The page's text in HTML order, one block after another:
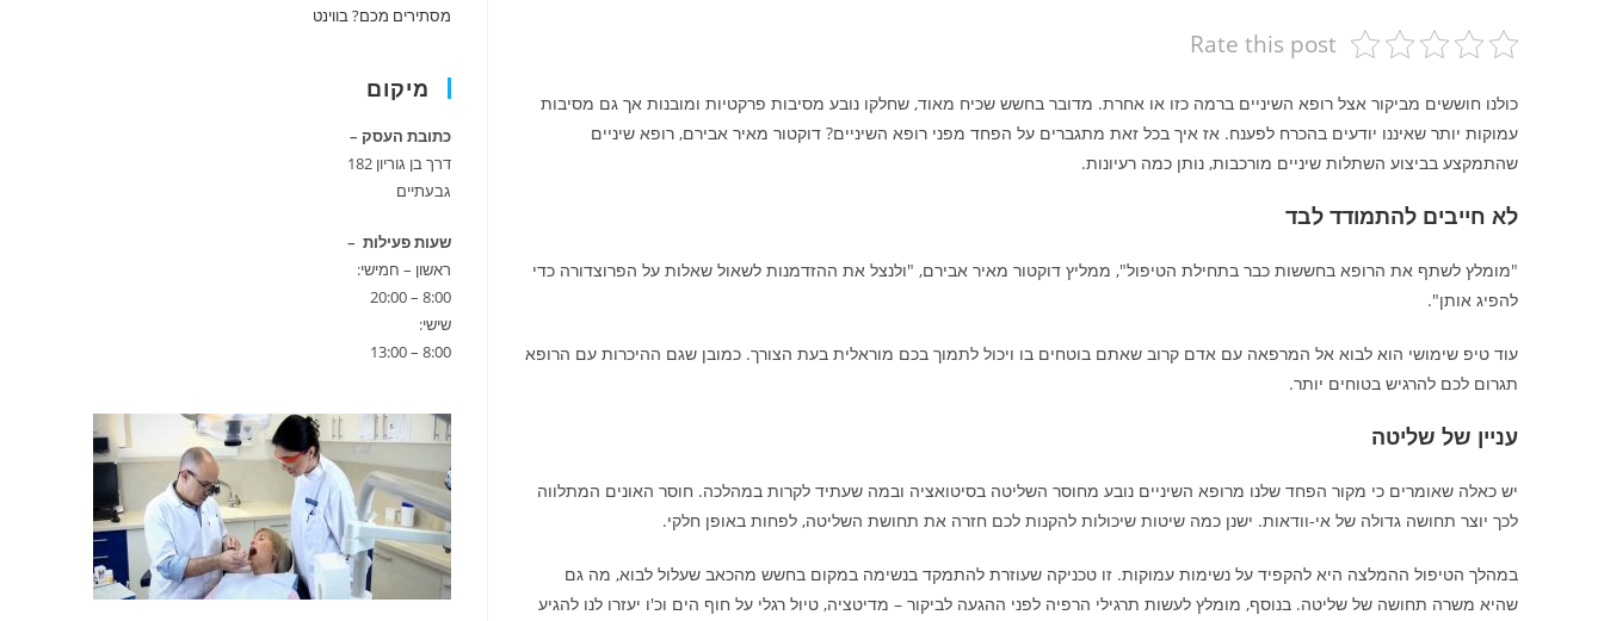
Rate this post
כולנו חוששים מביקור אצל רופא השיניים ברמה כזו או אחרת. מדובר בחשש שכיח מאוד, שחלקו נובע מסיבות פרקטיות ומובנות אך גם מסיבות
עמוקות יותר שאיננו יודעים בהכרח לפענח. אז איך בכל זאת מתגברים על הפחד מפני רופא השיניים? דוקטור מאיר אבירם, רופא שיניים
שהתמקצע בביצוע השתלות שיניים מורכבות, נותן כמה רעיונות.
לא חייבים להתמודד לבד
"מומלץ לשתף את הרופא בחששות כבר בתחילת הטיפול", ממליץ דוקטור מאיר אבירם, "ולנצל את ההזדמנות לשאול שאלות על הפרוצדורה כדי
להפיג אותן".
עוד טיפ שימושי הוא לבוא אל המרפאה עם אדם קרוב שאתם בוטחים בו ויכול לתמוך בכם מוראלית בעת הצורך. כמובן שגם ההיכרות עם הרופא
תגרום לכם להרגיש בטוחים יותר.
עניין של שליטה
יש כאלה שאומרים כי מקור הפחד שלנו מרופא השיניים נובע מחוסר השליטה בסיטואציה ובמה שעתיד לקרות במהלכה. חוסר האונים המתלווה
לכך יוצר תחושה גדולה של אי-וודאות. ישנן כמה שיטות שיכולות להקנות לכם חזרה את תחושת השליטה, לפחות באופן חלקי.
במהלך הטיפול ההמלצה היא להקפיד על נשימות עמוקות. זו טכניקה שעוזרת להתמקד בנשימה במקום בחשש מהכאב שעלול לבוא, מה גם
שהיא משרה תחושה של שליטה. בנוסף, מומלץ לעשות תרגילי הרפיה לפני ההגעה לביקור – מדיטציה, טיול רגלי על חוף הים וכ'ו יעזרו לנו להגיע
מסתירים מכם?בווינט
מיקום
כתובת העסק –
דרך בן גוריון 182
גבעתיים
שעות פעילות –
ראשון – חמישי:
8:00 – 20:00
שישי:
8:00 – 13:00